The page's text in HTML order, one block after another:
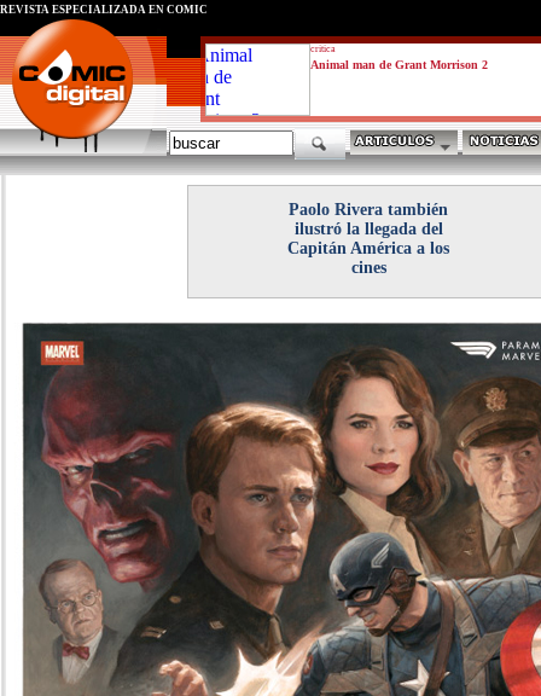
critica
Animal man de Grant Morrison 2
REVISTA ESPECIALIZADA EN CÓMIC
Paolo Rivera también
ilustró la llegada del
Capitán América a los
cines